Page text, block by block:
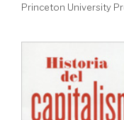
Princeton University